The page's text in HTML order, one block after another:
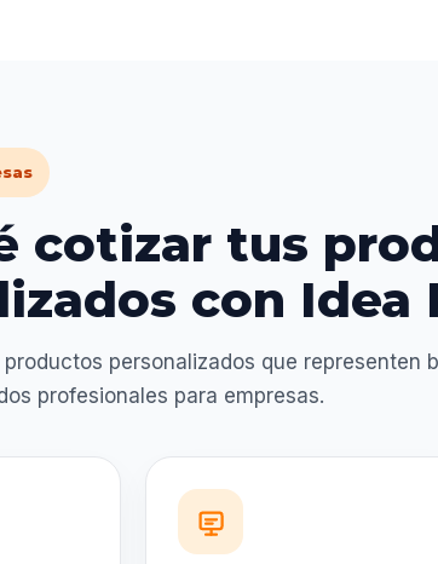
cotizar tus
con Idea
personalizados que representen
profesionales para empresas.